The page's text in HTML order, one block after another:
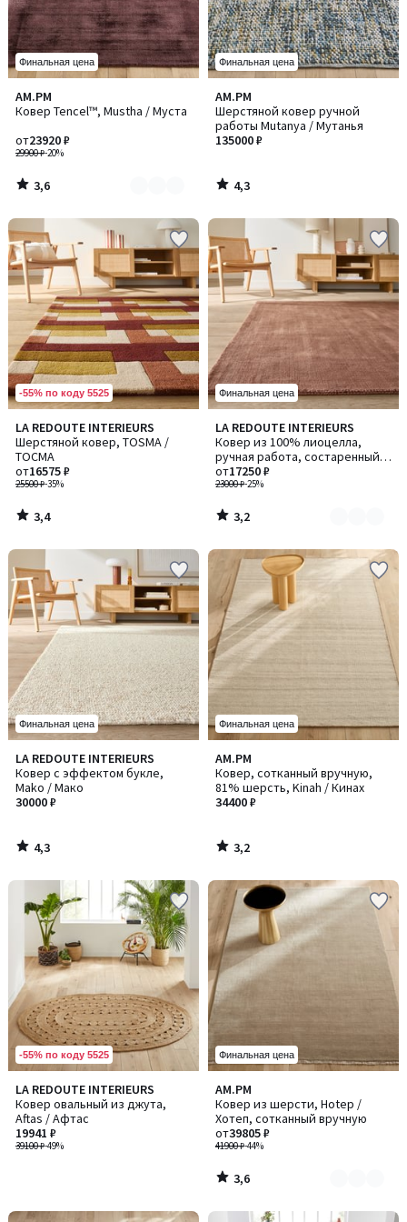
Финальная цена
AM.PM
Ковер Tencel™, Mustha / Муста
29900 ₽-20%
от23920 ₽
3,6
/ 5
Количество
цветов:
3,6
/
Финальная цена
AM.PM
Шерстяной ковер ручной
работы Mutanya / Мутанья
135000 ₽
4,3
/ 5
4,3
/
-55% по коду 5525
LA REDOUTE INTERIEURS
Шерстяной ковер, TOSMA /
ТОСМА
25500 ₽-35%
от16575 ₽
3,4
/ 5
3,4
/
Финальная цена
LA REDOUTE INTERIEURS
Ковер из 100% лиоцелла,
ручная работа, состаренный
вид, IZRI / ИЗРИ
23000 ₽-25%
от17250 ₽
3,2
/ 5
Количество
цветов:
3
3,2
/
Финальная цена
LA REDOUTE INTERIEURS
Ковер с эффектом букле,
Mako / Мако
30000 ₽
4,3
/ 5
4,3
/
Финальная цена
AM.PM
Ковер, сотканный вручную,
81% шерсть, Kinah / Кинах
34400 ₽
3,2
/ 5
3,2
/
-55% по коду 5525
LA REDOUTE INTERIEURS
Ковер овальный из джута,
Aftas / Афтас
39100 ₽-49%
19941 ₽
Финальная цена
AM.PM
Ковер из шерсти, Hotep /
Хотеп, сотканный вручную
41900 ₽-44%
от39805 ₽
3,6
/ 5
Количество
цветов:
5
3,6
/